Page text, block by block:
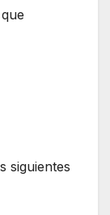
siguientes